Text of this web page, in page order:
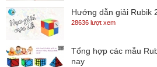
Hướng dẫn giải Rubik
28636 lượt xem
Tổng hợp các mẫu
nay